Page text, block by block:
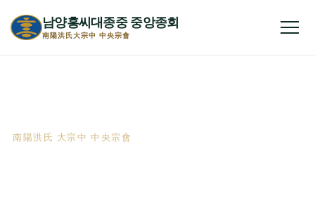
남양홍씨대종중 중앙종회
南陽洪氏大宗中 中央宗會 전체
南陽洪氏 大宗中 中央宗會